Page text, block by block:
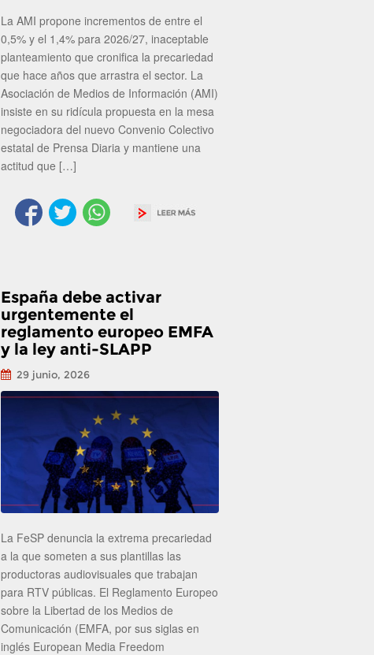
La AMI propone incrementos de entre el
0,5% y el 1,4% para 2026/27, inaceptable
planteamiento que cronifica la precariedad
que hace años que arrastra el sector. La
Asociación de Medios de Información (AMI)
insiste en su ridícula propuesta en la mesa
negociadora del nuevo Convenio Colectivo
estatal de Prensa Diaria y mantiene una
actitud que […]
España debe activar
urgentemente el
reglamento europeo EMFA
y la ley anti-SLAPP
29 junio, 2026
La FeSP denuncia la extrema precariedad
a la que someten a sus plantillas las
productoras audiovisuales que trabajan
para RTV públicas. El Reglamento Europeo
sobre la Libertad de los Medios de
Comunicación (EMFA, por sus siglas en
inglés European Media Freedom